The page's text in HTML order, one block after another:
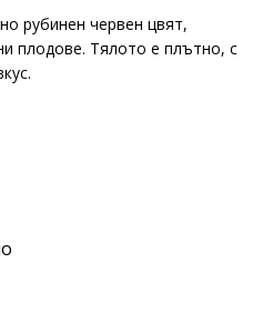
рубинен червен цвят,
плодове. Тялото е плътно, с